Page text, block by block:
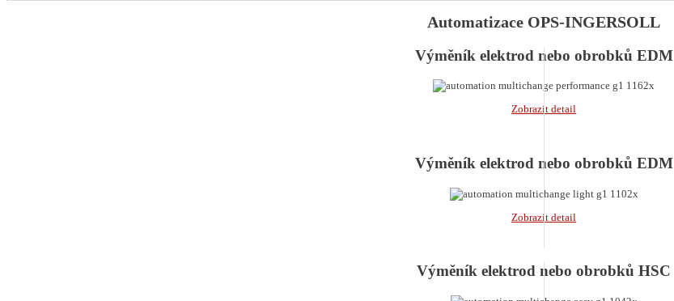
Automatizace OPS-INGERSOLL
Výměník elektrod nebo obrobků EDM
Zobrazit detail
Výměník elektrod nebo obrobků EDM
Zobrazit detail
Výměník elektrod nebo obrobků HSC